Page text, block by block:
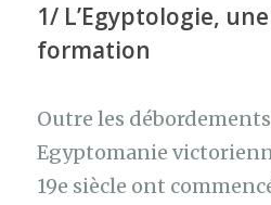
1/ L’Egyptologie,
formation
Outre les
Egyptomanie
19e siècle ont